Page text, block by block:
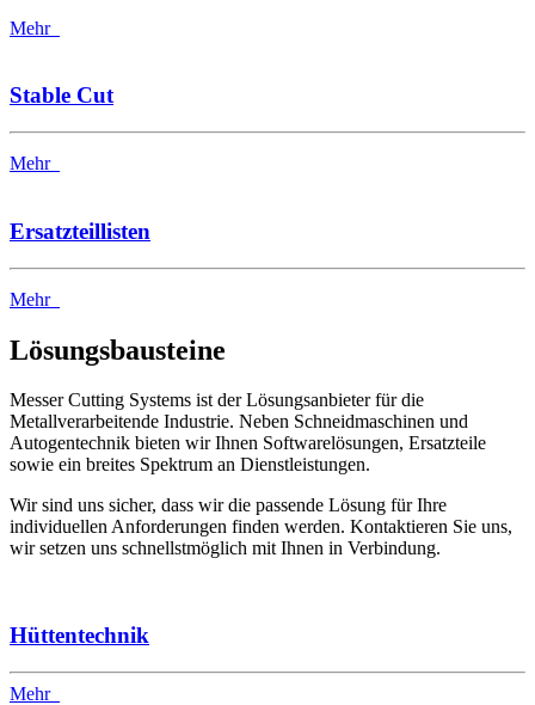
Mehr
Stable Cut
Mehr
Ersatzteillisten
Mehr
Lösungsbausteine
Messer Cutting Systems ist der Lösungsanbieter für die
Metallverarbeitende Industrie. Neben Schneidmaschinen und
Autogentechnik bieten wir Ihnen Softwarelösungen, Ersatzteile
sowie ein breites Spektrum an Dienstleistungen.
Wir sind uns sicher, dass wir die passende Lösung für Ihre
individuellen Anforderungen finden werden. Kontaktieren Sie uns,
wir setzen uns schnellstmöglich mit Ihnen in Verbindung.
Hüttentechnik
Mehr